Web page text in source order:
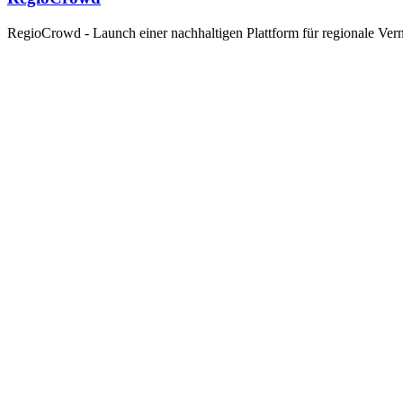
RegioCrowd - Launch einer nachhaltigen Plattform für regionale